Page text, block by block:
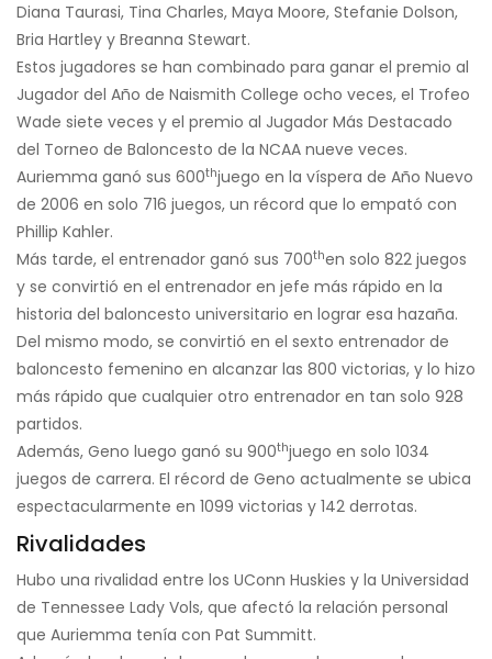
Diana Taurasi, Tina Charles, Maya Moore, Stefanie Dolson,
Bria Hartley y Breanna Stewart.
Estos jugadores se han combinado para ganar el premio al
Jugador del Año de Naismith College ocho veces, el Trofeo
Wade siete veces y el premio al Jugador Más Destacado
del Torneo de Baloncesto de la NCAA nueve veces.
Auriemma ganó sus 600thjuego en la víspera de Año Nuevo
de 2006 en solo 716 juegos, un récord que lo empató con
Phillip Kahler.
Más tarde, el entrenador ganó sus 700then solo 822 juegos
y se convirtió en el entrenador en jefe más rápido en la
historia del baloncesto universitario en lograr esa hazaña.
Del mismo modo, se convirtió en el sexto entrenador de
baloncesto femenino en alcanzar las 800 victorias, y lo hizo
más rápido que cualquier otro entrenador en tan solo 928
partidos.
Además, Geno luego ganó su 900thjuego en solo 1034
juegos de carrera. El récord de Geno actualmente se ubica
espectacularmente en 1099 victorias y 142 derrotas.
Rivalidades
Hubo una rivalidad entre los UConn Huskies y la Universidad
de Tennessee Lady Vols, que afectó la relación personal
que Auriemma tenía con Pat Summitt.